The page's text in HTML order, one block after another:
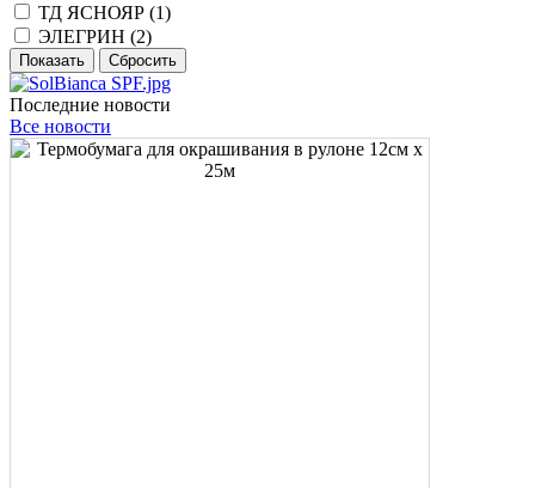
ТД ЯСНОЯР (1)
ЭЛЕГРИН (2)
Последние новости
Все новости